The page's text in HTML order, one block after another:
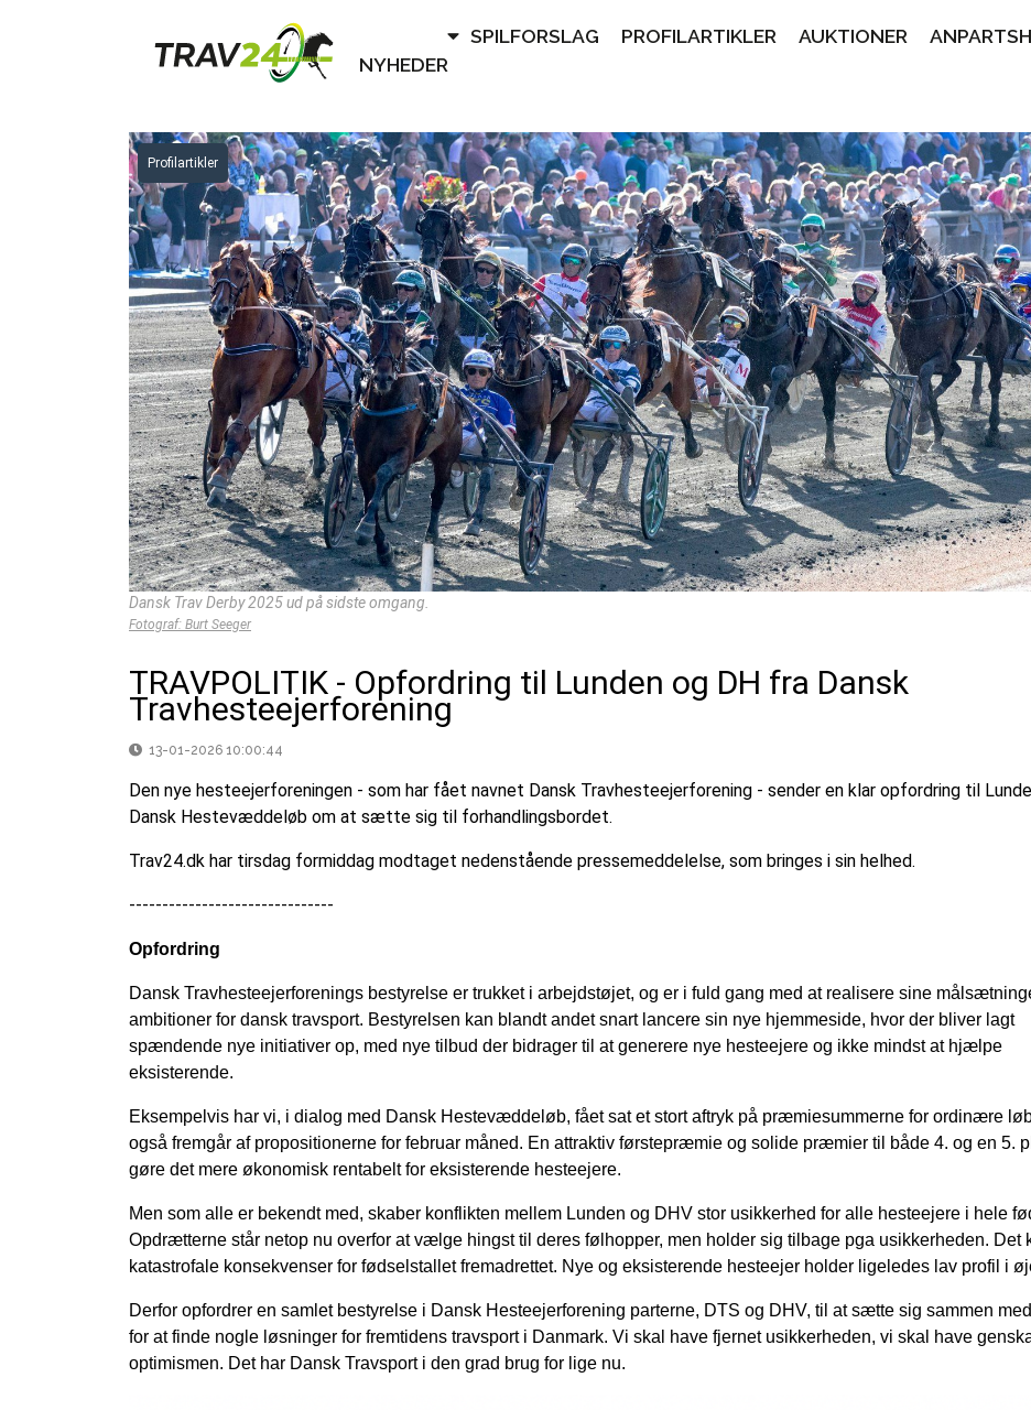
Profilartikler
Dansk Trav Derby 2025 ud på sidste omgang.
Fotograf: Burt Seeger
TRAVPOLITIK - Opfordring til Lunden og DH fra Dansk
Travhesteejerforening
13-01-2026 10:00:44
Den nye hesteejerforeningen - som har fået navnet Dansk Travhesteejerforening - sender en klar opfordring til
Dansk Hestevæddeløb om at sætte sig til forhandlingsbordet.
Trav24.dk har tirsdag formiddag modtaget nedenstående pressemeddelelse, som bringes i sin helhed.
-------------------------------
Opfordring
Dansk Travhesteejerforenings bestyrelse er trukket i arbejdstøjet, og er i fuld gang med at realisere sine
ambitioner for dansk travsport. Bestyrelsen kan blandt andet snart lancere sin nye hjemmeside, hvor der bliver lagt
spændende nye initiativer op, med nye tilbud der bidrager til at generere nye hesteejere og ikke mindst at hjælpe
eksisterende.
Eksempelvis har vi, i dialog med Dansk Hestevæddeløb, fået sat et stort aftryk på præmiesummerne for ordinære
også fremgår af propositionerne for februar måned. En attraktiv førstepræmie og solide præmier til både 4. og en 5.
gøre det mere økonomisk rentabelt for eksisterende hesteejere.
Men som alle er bekendt med, skaber konflikten mellem Lunden og DHV stor usikkerhed for alle hesteejere i hele
Opdrætterne står netop nu overfor at vælge hingst til deres følhopper, men holder sig tilbage pga usikkerheden. Det
katastrofale konsekvenser for fødselstallet fremadrettet. Nye og eksisterende hesteejer holder ligeledes lav profil i
Derfor opfordrer en samlet bestyrelse i Dansk Hesteejerforening parterne, DTS og DHV, til at sætte sig sammen
for at finde nogle løsninger for fremtidens travsport i Danmark. Vi skal have fjernet usikkerheden, vi skal have
optimismen. Det har Dansk Travsport i den grad brug for lige nu.
NYHEDER
SPILFORSLAG PROFILARTIKLER AUKTIONER